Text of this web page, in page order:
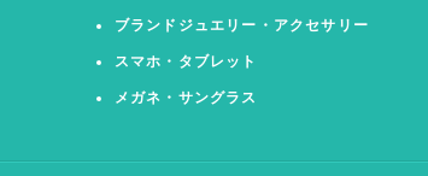
ブランドジュエリー・アクセサリー
スマホ・タブレット
メガネ・サングラス